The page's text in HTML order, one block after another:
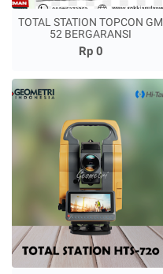
TOTAL STATION TOPCON GM
52 BERGARANSI
Rp 0